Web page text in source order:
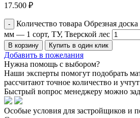
17.500 ₽
Количество товара Обрезная
мм — 1 сорт, ТУ, Тверской лес
В корзину Купить в один клик
Добавить в пожелания
Нужна помощь с выбором?
Наши эксперты помогут подобрать
рассчитают точное количество и
Быстрый вопрос менеджеру можно
Особые условия для застройщиков и